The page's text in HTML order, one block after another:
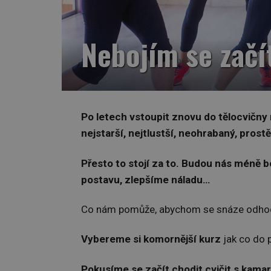
Nebojím se
Po letech vstoupit znovu do tělocvičny
nejstarší, nejtlustší, neohrabaný,
Přesto to stojí za to. Budou nás méně
postavu, zlepšíme náladu…
Co nám pomůže, abychom se snáze
Vybereme si komornější kurz jak co do